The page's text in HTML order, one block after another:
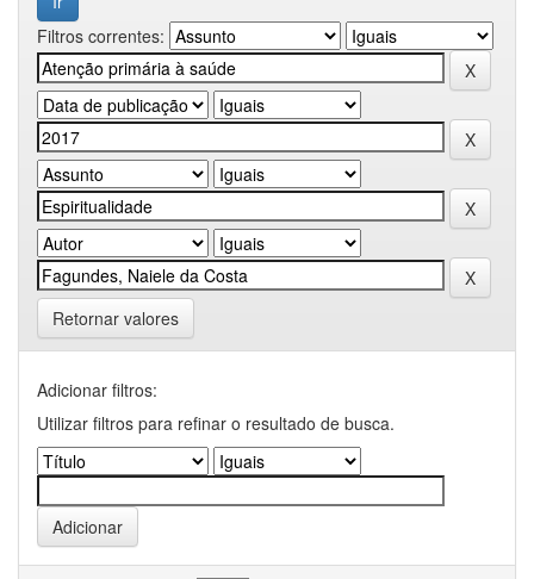
Filtros correntes:
Retornar valores
Adicionar filtros:
Utilizar filtros para refinar o resultado de busca.